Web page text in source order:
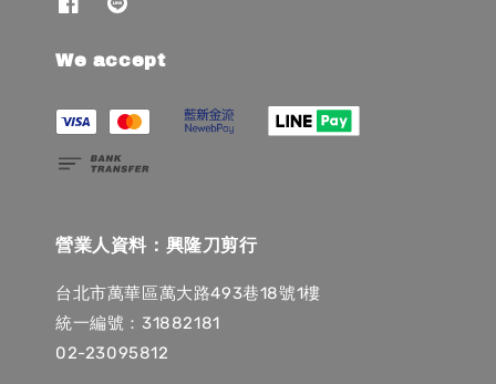
We accept
營業人資料：興隆刀剪行
台北市萬華區萬大路493巷18號1樓
統一編號：31882181
02-23095812